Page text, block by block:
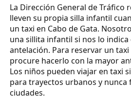
La Dirección General de Tráfico
lleven su propia silla infantil
un taxi en Cabo de Gata.
una sillita infantil si nos lo
antelación. Para reservar un
procure hacerlo con la mayor
Los niños pueden viajar en taxi
para trayectos urbanos y nunca
ciudades.